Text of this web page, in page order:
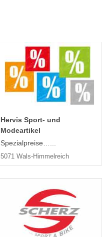
Hervis Sport- und
Modeartikel
Spezialpreise…...
5071 Wals-Himmelreich